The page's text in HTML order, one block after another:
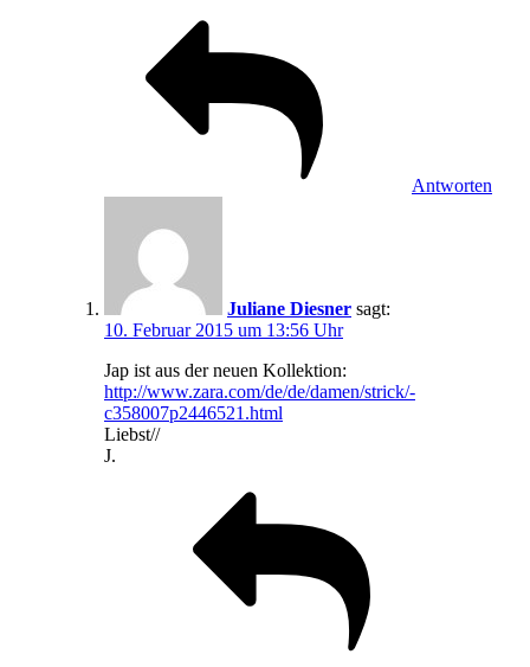
Antworten
Juliane Diesner sagt:
10. Februar 2015 um 13:56 Uhr
Jap ist aus der neuen Kollektion:
http://www.zara.com/de/de/damen/strick/-
c358007p2446521.html
Liebst//
J.